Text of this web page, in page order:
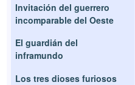
Invitación del guerrero
incomparable del Oeste
El guardián del
inframundo
Los tres dioses furiosos